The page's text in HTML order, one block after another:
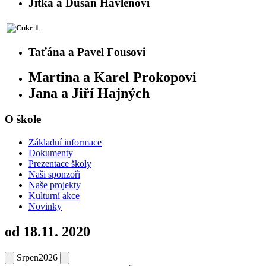
Jitka a Dušan Havlenovi
Taťána a Pavel Fousovi
Martina a Karel Prokopovi
Jana a Jiří Hajných
O škole
Základní informace
Dokumenty
Prezentace školy
Naši sponzoři
Naše projekty
Kulturní akce
Novinky
od 18.11. 2020
Srpen2026